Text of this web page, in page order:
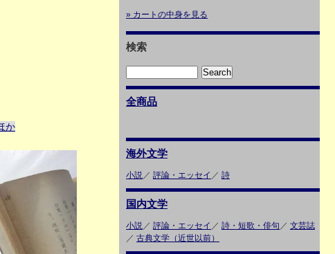
か
» カートの中身を見る
検索
全商品
海外文学
小説／ 評論・エッセイ ／ 詩
国内文学
小説／ 評論・エッセイ ／ 詩・短歌・俳句 ／ 文芸誌
／ 古典文学（近世以前）